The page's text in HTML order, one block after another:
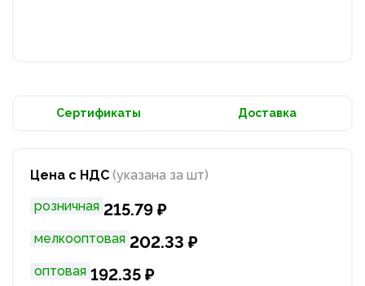
Сертификаты Доставка
Цена с НДС (указана за шт)
розничная 215.79 ₽
мелкооптовая 202.33 ₽
оптовая 192.35 ₽